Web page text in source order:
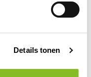
Details tonen